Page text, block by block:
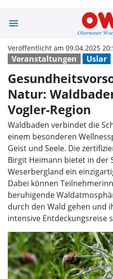
menu
Veranstaltungen Uslar
Veröffentlicht am 09.04.2025
Natur:
Vogler-Region
Waldbaden verbindet die
einem besonderen
Geist und Seele. Die
Birgit Heimann bietet in der
Weserbergland ein
Dabei können
beruhigende
durch den Wald gehen und
intensive Entdeckungsreise